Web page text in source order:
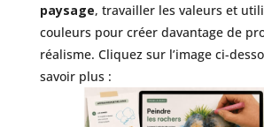
paysage, travailler les valeurs et
couleurs pour créer davantage de
réalisme. Cliquez sur l’image ci-
savoir plus :